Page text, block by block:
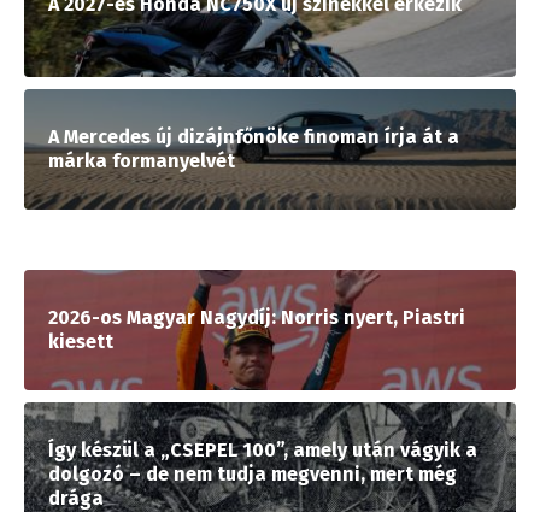
A 2027-es Honda NC750X új színekkel érkezik
A Mercedes új dizájnfőnöke finoman írja át a
márka formanyelvét
2026-os Magyar Nagydíj: Norris nyert, Piastri
kiesett
Így készül a „CSEPEL 100”, amely után vágyik a
dolgozó – de nem tudja megvenni, mert még
drága